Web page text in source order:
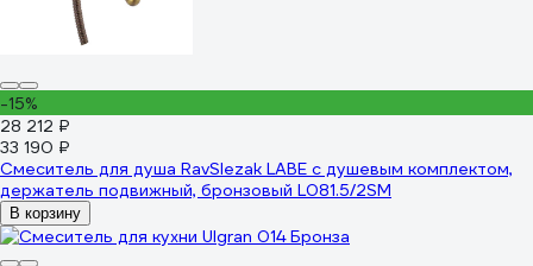
-15%
28 212 ₽
33 190 ₽
Смеситель для душа RavSlezak LABE с душевым комплектом,
держатель подвижный, бронзовый L081.5/2SM
В корзину